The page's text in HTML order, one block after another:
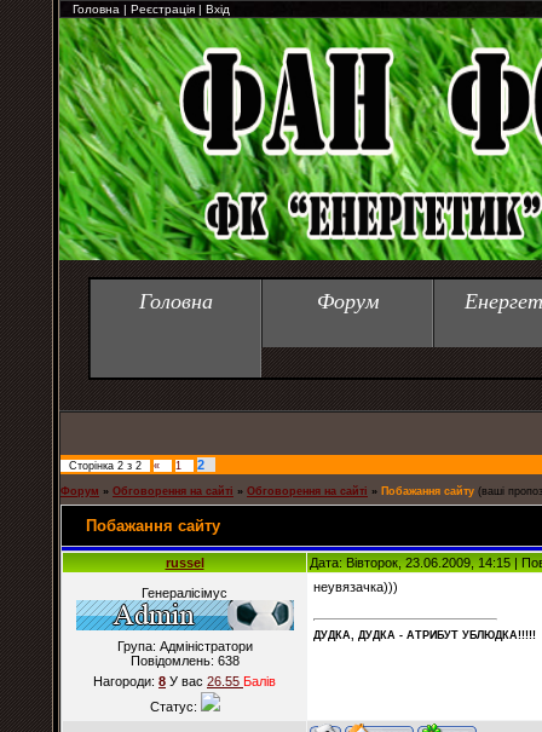
Головна | Реєстрація | Вхід
Головна Форум
Сторінка 2 з 2 « 1 2
Форум » Обговорення на сайті » Обговорення на сайті » Побажання сайту (ваші
Побажання сайту
russel Дата: Вівторок, 23.06.2009, 14:15 |
Генералісімус
Група: Адміністратори
Повідомлень: 638
Нагороди: 8 У вас 26.55 Балiв
Статус:
неувязачка)))
ДУДКА, ДУДКА - АТРИБУT УБЛЮДКА!!!!!